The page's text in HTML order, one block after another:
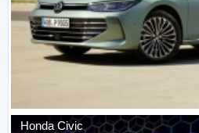
Honda Civic